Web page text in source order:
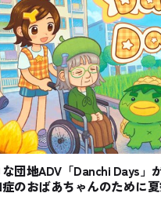
団地ADV「Danchi Days」
のおばあちゃんのために